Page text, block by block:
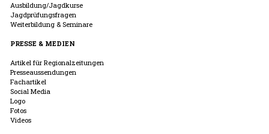
Ausbildung/Jagdkurse
Jagdprüfungsfragen
Weiterbildung & Seminare
PRESSE & MEDIEN
Artikel für Regionalzeitungen
Presseaussendungen
Fachartikel
Social Media
Logo
Fotos
Videos